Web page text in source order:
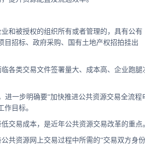
和被授权的组织所有或者管理的，具有公有
目招标、政府采购、国有土地产权招拍挂出
各类交易文件签署量大、成本高、企业跑腿
进一步明确要“加快推进公共资源交易全流程
目标。
交易成本，是近年公共资源交易改革的重点
共资源网上交易过程中所需的“交易双方身份